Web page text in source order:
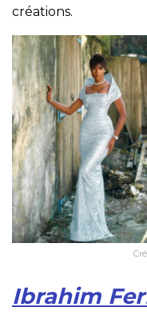
créations.
Ibrahim